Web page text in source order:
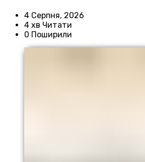
4 Серпня, 2026
4 хв Читати
0 Поширили